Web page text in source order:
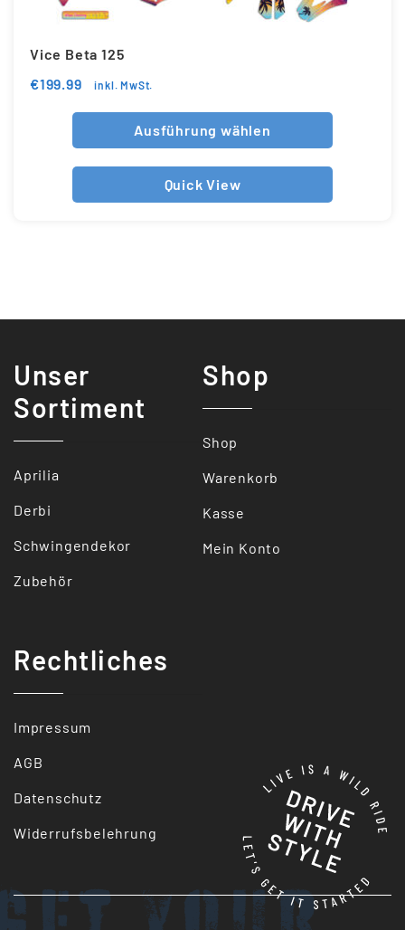
Vice Beta 125
€199.99 inkl. MwSt.
Ausführung wählen
Quick View
Unser
Sortiment
Aprilia
Derbi
Schwingendekor
Zubehör
Shop
Shop
Warenkorb
Kasse
Mein Konto
Rechtliches
Impressum
AGB
Datenschutz
Widerrufsbelehrung